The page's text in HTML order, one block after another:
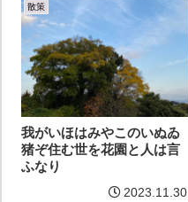
散策
我がいほはみやこのいぬゐ
猪ぞ住む世を花園と人は言
ふなり
2023.11.30